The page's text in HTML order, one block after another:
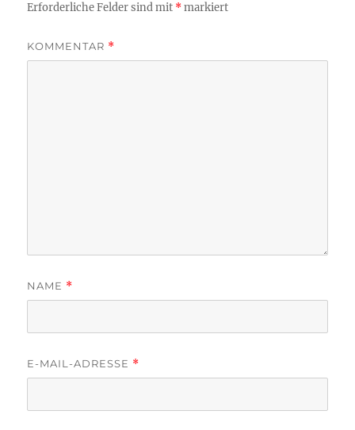
Erforderliche Felder sind mit *markiert
KOMMENTAR *
NAME *
E-MAIL-ADRESSE *